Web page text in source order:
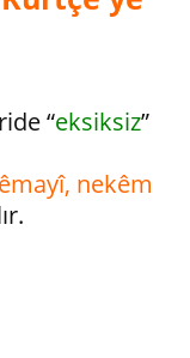
“eksiksiz”
nekêm